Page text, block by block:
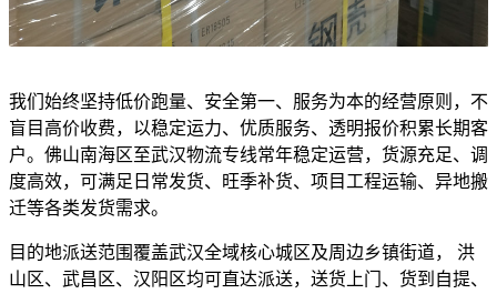
我们始终坚持低价跑量、安全第一、服务为本的经营原则，不
盲目高价收费，以稳定运力、优质服务、透明报价积累长期客
户。佛山南海区至武汉物流专线常年稳定运营，货源充足、调
度高效，可满足日常发货、旺季补货、项目工程运输、异地搬
迁等各类发货需求。
目的地派送范围覆盖武汉全域核心城区及周边乡镇街道， 洪
山区、武昌区、汉阳区均可直达派送，送货上门、货到自提、